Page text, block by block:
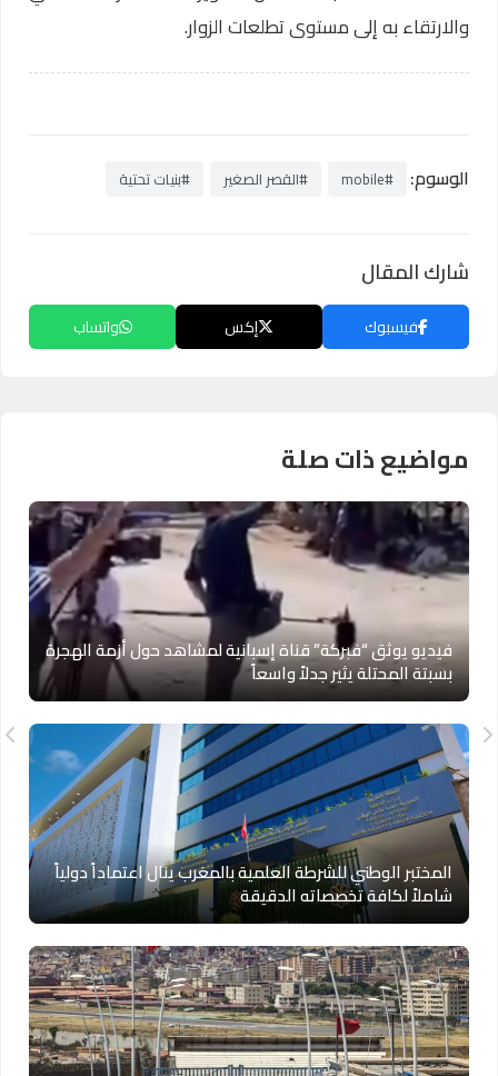
والارتقاء به إلى مستوى تطلعات الزوار.
الوسوم: #mobile #القصر الصغير #بنيات تحتية
شارك المقال
فيسبوك إكس واتساب
مواضيع ذات صلة
فيديو يوثق “فبركة” قناة إسبانية لمشاهد حول أزمة الهجرة
بسبتة المحتلة يثير جدلاً واسعاً
المختبر الوطني للشرطة العلمية بالمغرب ينال اعتماداً دولياً
شاملاً لكافة تخصصاته الدقيقة